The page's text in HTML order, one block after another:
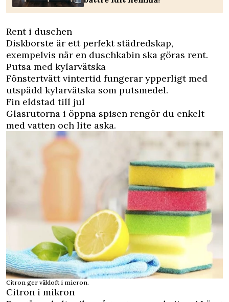
Rent i duschen
Diskborste är ett perfekt städredskap,
exempelvis när en duschkabin ska göras rent.
Putsa med kylarvätska
Fönstertvätt vintertid fungerar ypperligt med
utspädd kylarvätska som putsmedel.
Fin eldstad till jul
Glasrutorna i öppna spisen rengör du enkelt
med vatten och lite aska.
Citron ger väldoft i micron.
Citron i mikron